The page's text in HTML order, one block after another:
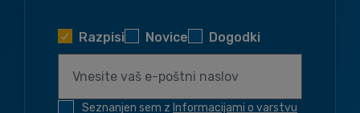
Razpisi Novice Dogodki
Seznanjen sem z Informacijami o varstvu